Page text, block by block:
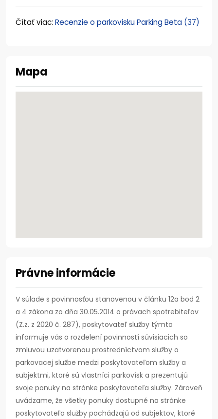
Čítať viac: Recenzie o parkovisku Parking Beta (37)
Mapa
Právne informácie
V súlade s povinnosťou stanovenou v článku 12a bod 2
a 4 zákona zo dňa 30.05.2014 o právach spotrebiteľov
(Z.z. z 2020 č. 287), poskytovateľ služby týmto
informuje vás o rozdelení povinností súvisiacich so
zmluvou uzatvorenou prostredníctvom služby o
parkovacej službe medzi poskytovateľom služby a
subjektmi, ktoré sú vlastníci parkovísk a prezentujú
svoje ponuky na stránke poskytovateľa služby. Zároveň
uvádzame, že všetky ponuky dostupné na stránke
poskytovateľa služby pochádzajú od subjektov, ktoré